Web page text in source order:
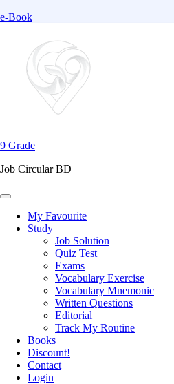
e-Book
content
9 Grade
Job Circular BD
My Favourite
Study
Job Solution
Quiz Test
Exams
Vocabulary Exercise
Vocabulary Mnemonic
Written Questions
Editorial
Track My Routine
Books
Discount!
Contact
Login